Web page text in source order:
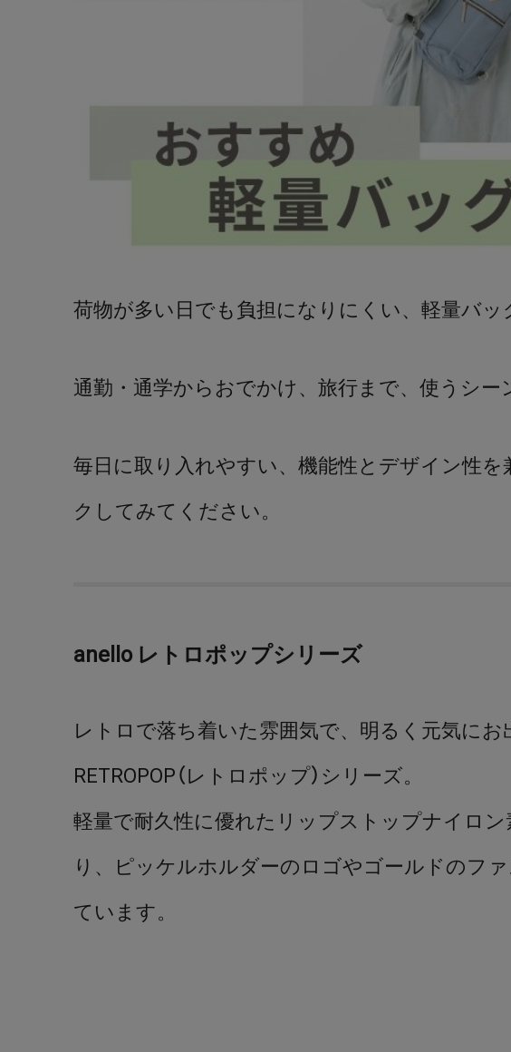
荷物が多い日でも負担になりにくい、軽量バッ
通勤・通学からおでかけ、旅行まで、使うシー
毎日に取り入れやすい、機能性とデザイン性
クしてみてください。
anello レトロポップシリーズ
レトロで落ち着いた雰囲気で、明るく元気に
RETROPOP（レトロポップ）シリーズ。
軽量で耐久性に優れたリップストップナイロ
り、ピッケルホルダーのロゴやゴールドのフ
ています。